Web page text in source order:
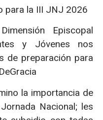
para la III JNJ 2026
Episcopal
y Jóvenes nos
de preparación para
la importancia de
Nacional; les